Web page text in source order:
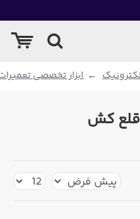
ابزار تخصصی
قلع کش